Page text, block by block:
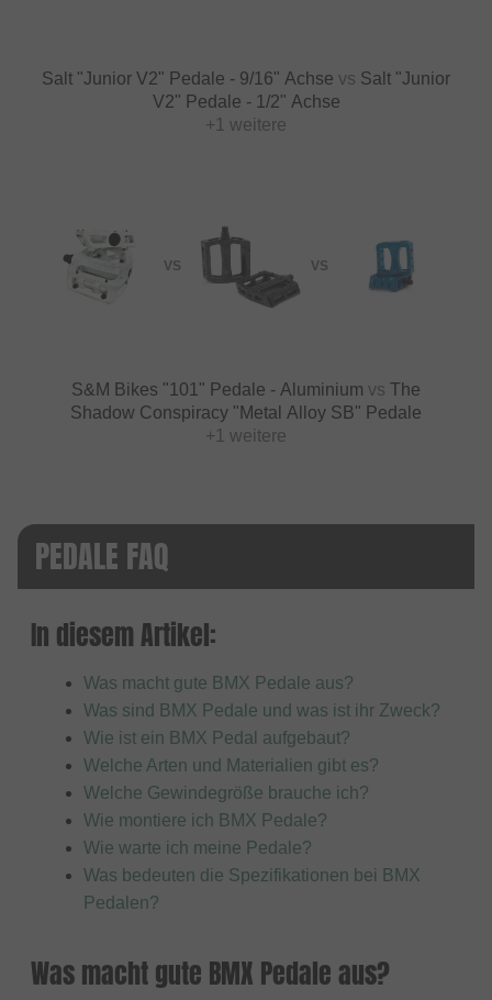
Salt "Junior V2" Pedale - 9/16" Achse vs Salt "Junior
V2" Pedale - 1/2" Achse
+1 weitere
VS VS
S&M Bikes "101" Pedale - Aluminium vs The
Shadow Conspiracy "Metal Alloy SB" Pedale
+1 weitere
PEDALE FAQ
In diesem Artikel:
Was macht gute BMX Pedale aus?
Was sind BMX Pedale und was ist ihr Zweck?
Wie ist ein BMX Pedal aufgebaut?
Welche Arten und Materialien gibt es?
Welche Gewindegröße brauche ich?
Wie montiere ich BMX Pedale?
Wie warte ich meine Pedale?
Was bedeuten die Spezifikationen bei BMX
Pedalen?
Was macht gute BMX Pedale aus?